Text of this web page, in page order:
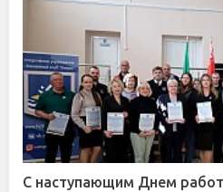
С наступающим Днем